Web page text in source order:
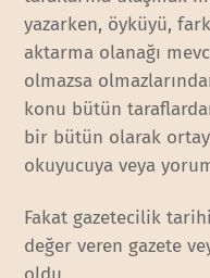
yazarken, öyküyü,
aktarma olanağı
olmazsa
konu bütün
bir bütün olarak
okuyucuya veya
Fakat gazetecilik
değer veren gazete